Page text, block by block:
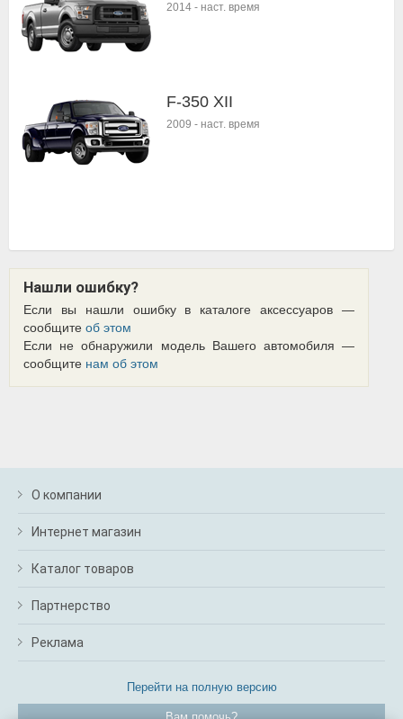
2014 - наст. время
F-350 XII
2009 - наст. время
Нашли ошибку?
Если вы нашли ошибку в каталоге аксессуаров —
сообщите об этом
Если не обнаружили модель Вашего автомобиля —
сообщите нам об этом
О компании
Интернет магазин
Каталог товаров
Партнерство
Реклама
Перейти на полную версию